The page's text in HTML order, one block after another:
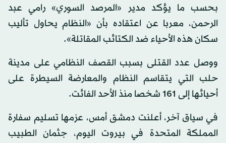
بحسب ما يؤكد مدير «المرصد السوري» رامي عبد
الرحمن، معربا عن اعتقاده بأن «النظام يحاول تأليب
سكان هذه الأحياء ضد الكتائب المقاتلة».
ووصل عدد القتلى بسبب القصف النظامي على مدينة
حلب التي يتقاسم النظام والمعارضة السيطرة على
أحيائها إلى 161 شخصا منذ الأحد الفائت.
في سياق آخر، أعلنت دمشق أمس، عزمها تسليم سفارة
المملكة المتحدة في بيروت اليوم، جثمان الطبيب